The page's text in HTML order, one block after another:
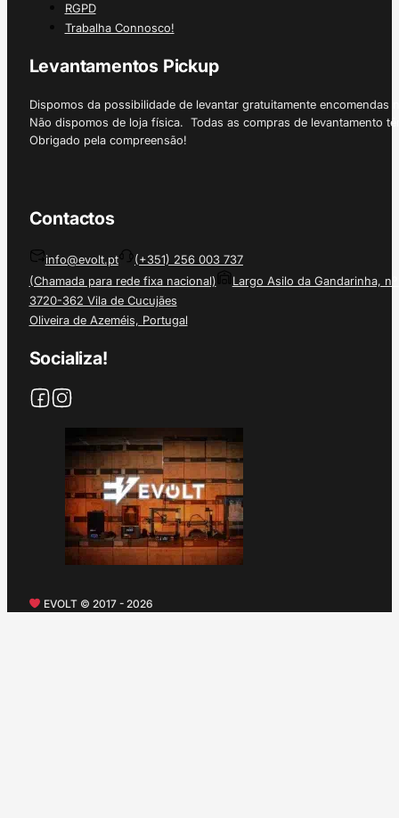
RGPD
Trabalha Connosco!
Levantamentos Pickup
Dispomos da possibilidade de levantar gratuitamente
Não dispomos de loja física. Todas as compras de levantamento
Obrigado pela compreensão!
Contactos
info@evolt.pt
(+351) 256 003 737
(Chamada para rede fixa nacional)
Largo Asilo da Gandarinha, nº
3720-362 Vila de Cucujães
Oliveira de Azeméis, Portugal
Socializa!
EVOLT © 2017 - 2026